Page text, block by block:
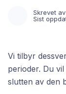
Skrevet av
Sist
Vi tilbyr
perioder. Du
slutten av den